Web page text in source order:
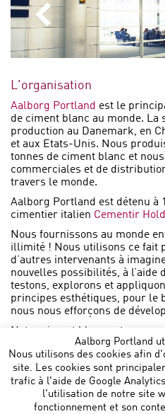
L'organisation
Aalborg Portland est le
de ciment blanc au monde. La
production au Danemark, en
et aux Etats-Unis. Nous
tonnes de ciment blanc et
commerciales et de
travers le monde.
Aalborg Portland est détenu à
cimentier italien Cementir
Nous fournissons au monde
illimité ! Nous utilisons ce fait
d’autres intervenants à
nouvelles possibilités, à l’aide
testons, explorons et
principes esthétiques, pour le
nous nous efforçons de
Notre ciment blanc est
AALBORG WHITE .Aalborg Portland
Nous utilisons des cookies afin
site. Les cookies sont
trafic à l'aide de Google
l'utilisation de notre site
fonctionnement et son